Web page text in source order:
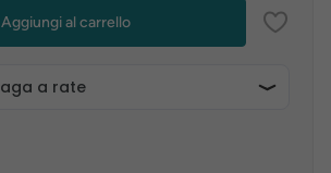
Aggiungi al carrello